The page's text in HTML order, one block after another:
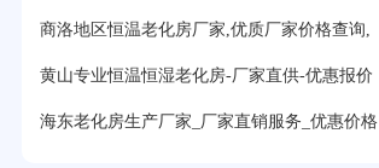
商洛地区恒温老化房厂家,优质厂家价格查询,
黄山专业恒温恒湿老化房-厂家直供-优惠报价
海东老化房生产厂家_厂家直销服务_优惠价格